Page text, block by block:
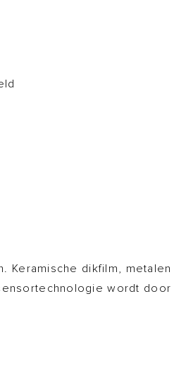
Keramische dikfilm, metalen
wordt door